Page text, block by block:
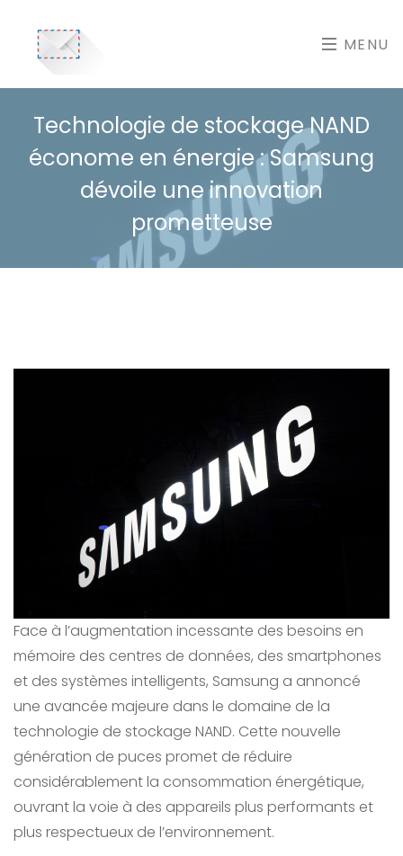
MENU
Technologie de stockage NAND
économe en énergie : Samsung
dévoile une innovation
prometteuse
Face à l’augmentation incessante des besoins en
mémoire des centres de données, des smartphones
et des systèmes intelligents, Samsung a annoncé
une avancée majeure dans le domaine de la
technologie de stockage NAND. Cette nouvelle
génération de puces promet de réduire
considérablement la consommation énergétique,
ouvrant la voie à des appareils plus performants et
plus respectueux de l’environnement.